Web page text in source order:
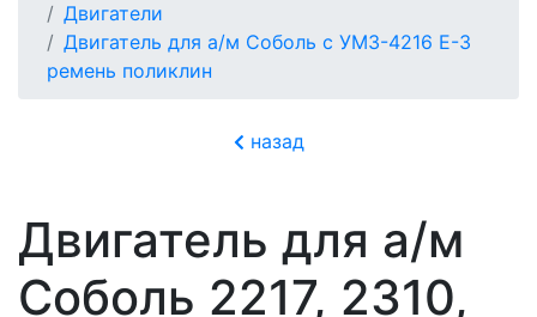
Двигатели
Двигатель для а/м Соболь с УМЗ-4216 Е-3
ремень поликлин
назад
Двигатель для а/м
Соболь 2217, 2310,